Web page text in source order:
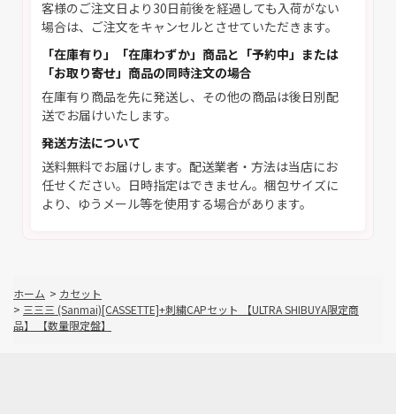
客様のご注文日より30日前後を経過しても入荷がない
場合は、ご注文をキャンセルとさせていただきます。
「在庫有り」「在庫わずか」商品と「予約中」または
「お取り寄せ」商品の同時注文の場合
在庫有り商品を先に発送し、その他の商品は後日別配
送でお届けいたします。
発送方法について
送料無料でお届けします。配送業者・方法は当店にお
任せください。日時指定はできません。梱包サイズに
より、ゆうメール等を使用する場合があります。
ホーム > カセット
> 三三三 (Sanmai)[CASSETTE]+刺繍CAPセット 【ULTRA SHIBUYA限定商
品】 【数量限定盤】